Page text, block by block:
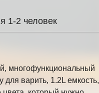
1-2 человек
многофункциональный
варить, 1.2L емкость,